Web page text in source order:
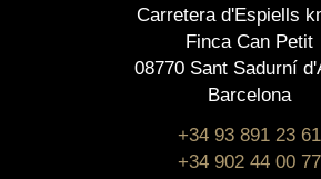
Carretera d'Espiells
Finca Can Petit
08770 Sant Sadurní
Barcelona
+34 93 891 23 61
+34 902 44 00 77